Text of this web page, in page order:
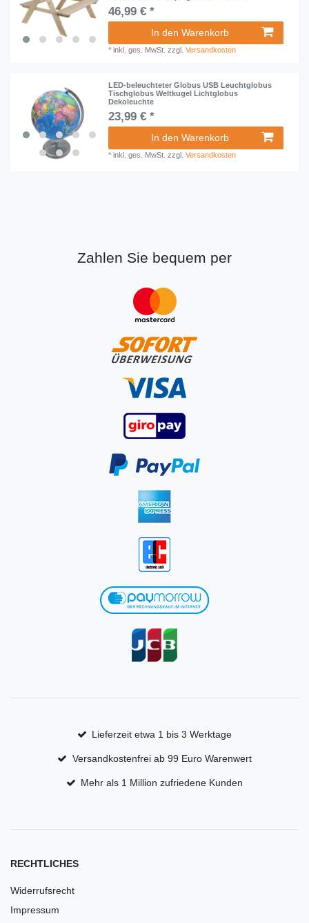
46,99 € *
In den Warenkorb
*inkl. ges. MwSt. zzgl.Versandkosten
LED-beleuchteter Globus USB Leuchtglobus
Tischglobus Weltkugel Lichtglobus
Dekoleuchte
23,99 € *
In den Warenkorb
*inkl. ges. MwSt. zzgl.Versandkosten
Zahlen Sie bequem per
Lieferzeit etwa 1 bis 3 Werktage
Versandkostenfrei ab 99 Euro Warenwert
Mehr als 1 Million zufriedene Kunden
RECHTLICHES
Widerrufsrecht
Impressum